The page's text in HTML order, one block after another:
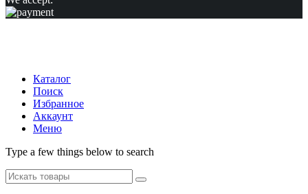
Каталог
Поиск
Избранное
Аккаунт
Меню
Type a few things below to search